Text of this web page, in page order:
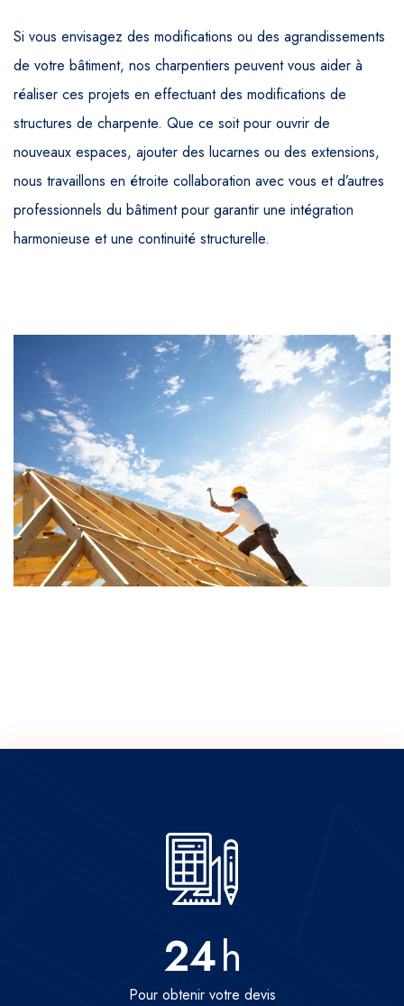
Si vous envisagez des modifications ou des agrandissements
de votre bâtiment, nos charpentiers peuvent vous aider à
réaliser ces projets en effectuant des modifications de
structures de charpente. Que ce soit pour ouvrir de
nouveaux espaces, ajouter des lucarnes ou des extensions,
nous travaillons en étroite collaboration avec vous et d’autres
professionnels du bâtiment pour garantir une intégration
harmonieuse et une continuité structurelle.
24h
Pour obtenir votre devis